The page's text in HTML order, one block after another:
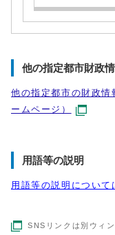
他の指定都市財政
他の指定都市の財政情
ームページ）
用語等の説明
用語等の説明について
SNSリンクは別ウィ